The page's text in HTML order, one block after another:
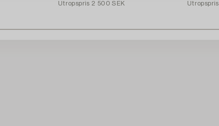
Utropspris 2 500 SEK
Utropspris